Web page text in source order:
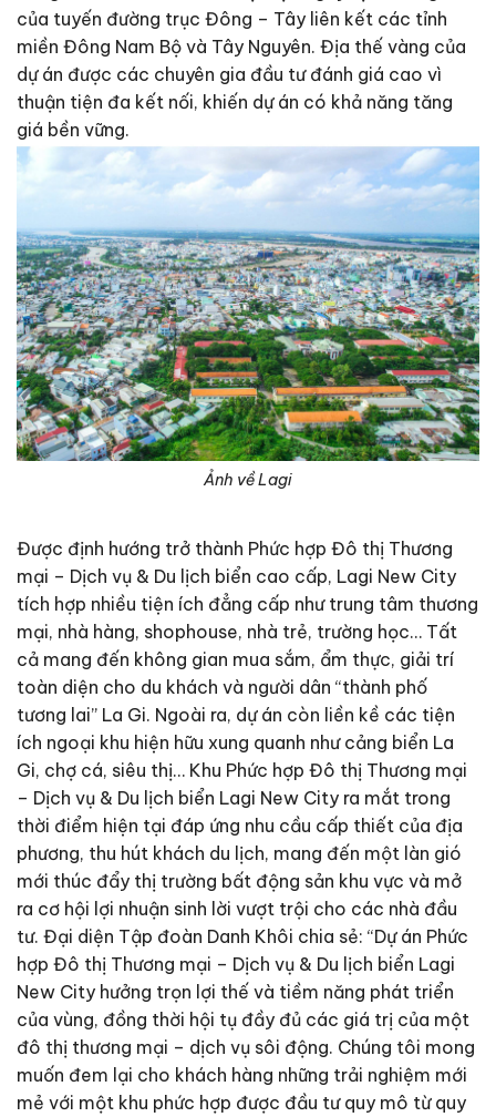
của tuyến đường trục Đông – Tây liên kết các tỉnh
miền Đông Nam Bộ và Tây Nguyên. Địa thế vàng của
dự án được các chuyên gia đầu tư đánh giá cao vì
thuận tiện đa kết nối, khiến dự án có khả năng tăng
giá bền vững.
Ảnh về Lagi
Được định hướng trở thành Phức hợp Đô thị Thương
mại – Dịch vụ & Du lịch biển cao cấp, Lagi New City
tích hợp nhiều tiện ích đẳng cấp như trung tâm thương
mại, nhà hàng, shophouse, nhà trẻ, trường học… Tất
cả mang đến không gian mua sắm, ẩm thực, giải trí
toàn diện cho du khách và người dân “thành phố
tương lai” La Gi. Ngoài ra, dự án còn liền kề các tiện
ích ngoại khu hiện hữu xung quanh như cảng biển La
Gi, chợ cá, siêu thị… Khu Phức hợp Đô thị Thương mại
– Dịch vụ & Du lịch biển Lagi New City ra mắt trong
thời điểm hiện tại đáp ứng nhu cầu cấp thiết của địa
phương, thu hút khách du lịch, mang đến một làn gió
mới thúc đẩy thị trường bất động sản khu vực và mở
ra cơ hội lợi nhuận sinh lời vượt trội cho các nhà đầu
tư. Đại diện Tập đoàn Danh Khôi chia sẻ: “Dự án Phức
hợp Đô thị Thương mại – Dịch vụ & Du lịch biển Lagi
New City hưởng trọn lợi thế và tiềm năng phát triển
của vùng, đồng thời hội tụ đầy đủ các giá trị của một
đô thị thương mại – dịch vụ sôi động. Chúng tôi mong
muốn đem lại cho khách hàng những trải nghiệm mới
mẻ với một khu phức hợp được đầu tư quy mô từ quy